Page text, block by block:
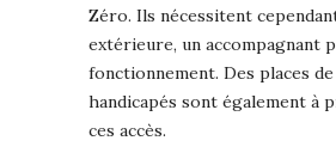
Zéro. Ils nécessitent
extérieure, un accompagnant
fonctionnement. Des places
handicapés sont également à
ces accès.